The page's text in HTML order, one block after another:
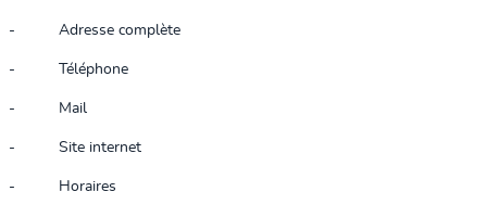
- Adresse complète
- Téléphone
- Mail
- Site internet
- Horaires